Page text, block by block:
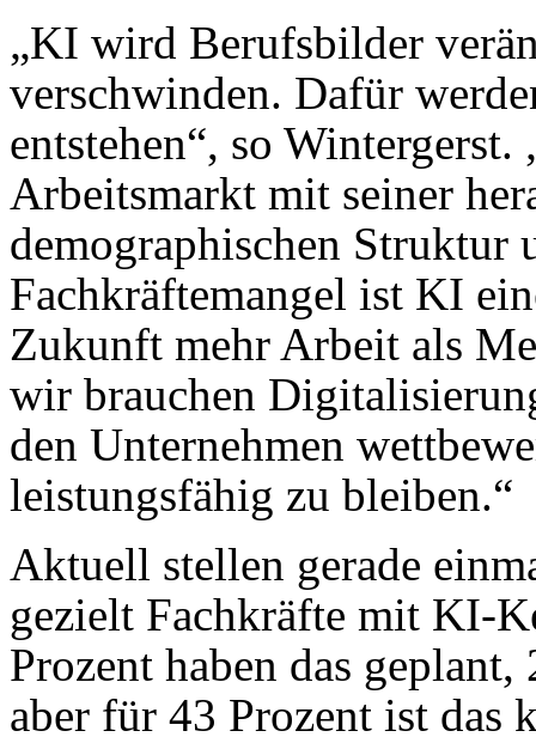
„KI wird Berufsbilder
verschwinden. Dafür
entstehen“, so Wintergerst.
Arbeitsmarkt mit seiner
demographischen Struktur
Fachkräftemangel ist KI
Zukunft mehr Arbeit als
wir brauchen
den Unternehmen
leistungsfähig zu bleiben.“
Aktuell stellen gerade
gezielt Fachkräfte mit KI-
Prozent haben das
aber für 43 Prozent ist das